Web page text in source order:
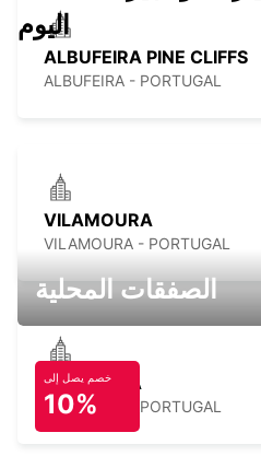
ALBUFEIRA PINE CLIFFS
ALBUFEIRA - PORTUGAL
VILAMOURA
VILAMOURA - PORTUGAL
ALBUFEIRA
ALBUFEIRA - PORTUGAL
اليوم
الصفقات المحلية
خصم يصل إلى
10%